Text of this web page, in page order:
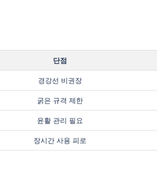
단점
경강선 비권장
굵은 규격 제한
윤활 관리 필요
장시간 사용 피로